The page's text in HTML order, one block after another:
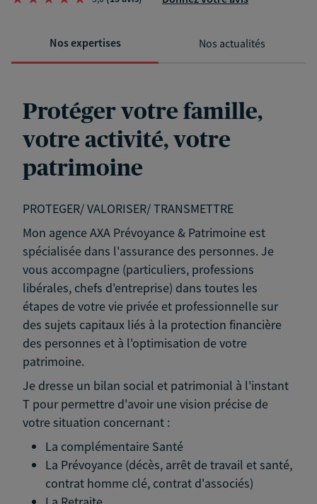
Nos expertises Nos actualités
Protéger votre famille,
votre activité, votre
patrimoine
PROTEGER/ VALORISER/ TRANSMETTRE
Mon agence AXA Prévoyance & Patrimoine est
spécialisée dans l'assurance des personnes. Je
vous accompagne (particuliers, professions
libérales, chefs d'entreprise) dans toutes les
étapes de votre vie privée et professionnelle sur
des sujets capitaux liés à la protection financière
des personnes et à l'optimisation de votre
patrimoine.
Je dresse un bilan social et patrimonial à l'instant
T pour permettre d'avoir une vision précise de
votre situation concernant :
La complémentaire Santé
La Prévoyance (décès, arrêt de travail et santé,
contrat homme clé, contrat d'associés)